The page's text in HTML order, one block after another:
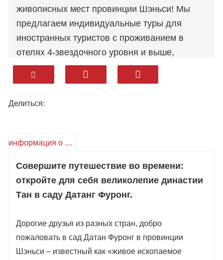
живописных мест провинции Шэньси! Мы
предлагаем индивидуальные туры для
иностранных туристов с проживанием в
отелях 4-звездочного уровня и выше,
дегустацией местной кухни и
захватывающими развлечениями.
обслуживание на английском языке и
осмотром достопримечательностей.
Попробуйте блюда провинции Шэньси:
отведайте ругамо («китайский гамбургер»),
императорские десерты Тан на
расположенном на территории отеля рынке
Тан. Есть халяльные блюда.
Делиться:
информация о продукте
Совершите путешествие во времени:
откройте для себя великолепие династии
Тан в саду Датанг Фуронг.
Дорогие друзья из разных стран, добро
пожаловать в сад Датан Фуронг в провинции
Шэньси – известный как «живое ископаемое